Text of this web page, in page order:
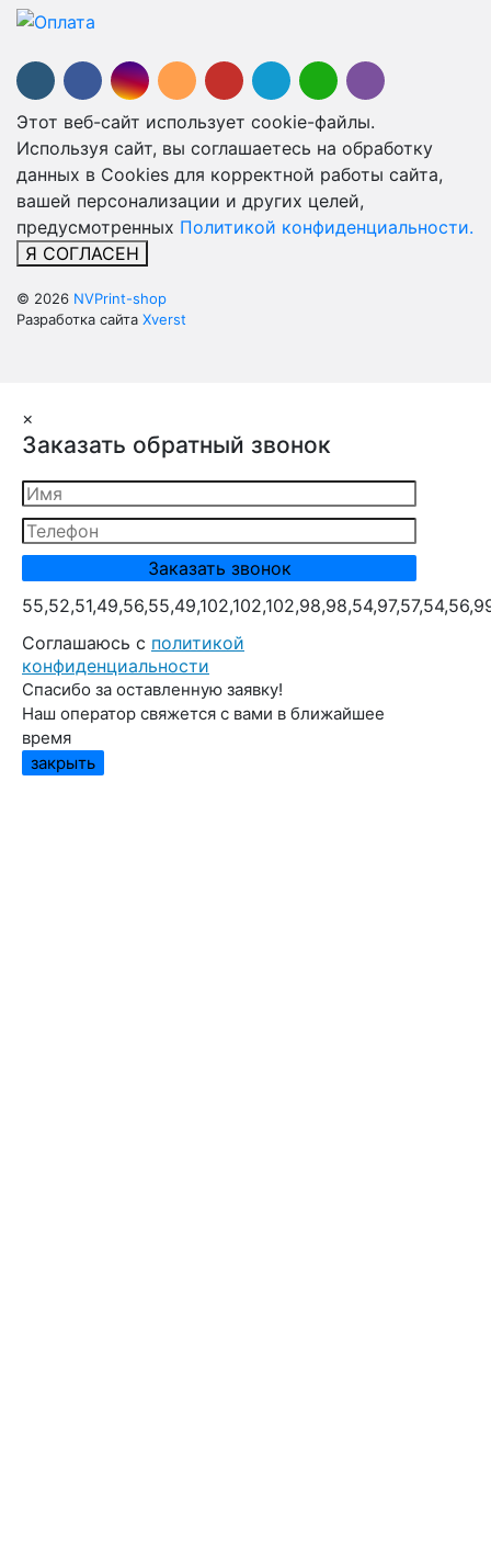
Этот веб-сайт использует cookie-файлы.
Используя сайт, вы соглашаетесь на обработку
данных в Cookies для корректной работы сайта,
вашей персонализации и других целей,
предусмотренных Политикой конфиденциальности.
Я СОГЛАСЕН
© 2026 NVPrint-shop
Разработка сайта Xverst
×
Заказать обратный звонок
Cоглашаюсь с политикой
конфиденциальности
Спасибо за оставленную заявку!
Наш оператор свяжется с вами в ближайшее
время
закрыть